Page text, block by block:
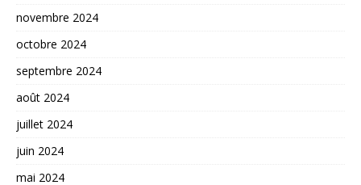
novembre 2024
octobre 2024
septembre 2024
août 2024
juillet 2024
juin 2024
mai 2024